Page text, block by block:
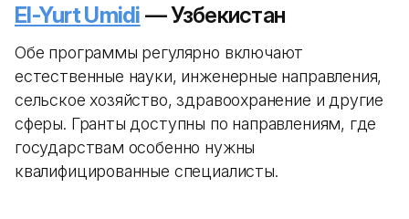
El-Yurt Umidi — Узбекистан
Обе программы регулярно включают
естественные науки, инженерные направления,
сельское хозяйство, здравоохранение и другие
сферы. Гранты доступны по направлениям, где
государствам особенно нужны
квалифицированные специалисты.